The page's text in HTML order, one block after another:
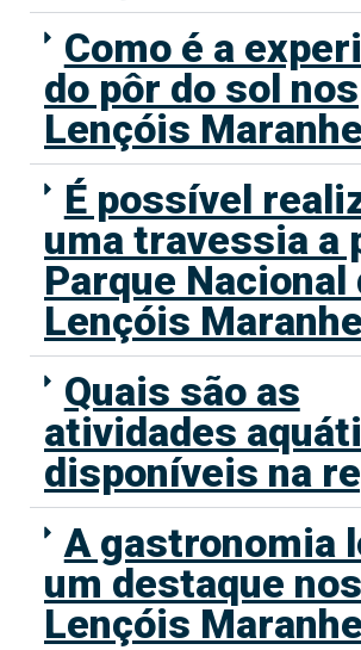
Como é a
do pôr do sol nos
Lençóis
É possível
uma travessia a
Parque Nacional
Lençóis
Quais são as
atividades
disponíveis na
A gastronomia
um destaque nos
Lençóis